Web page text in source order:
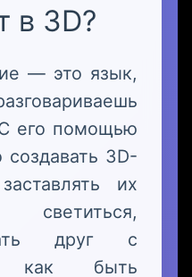
в 3D?
— это язык,
его помощью
3D-
их
друг с
как быть